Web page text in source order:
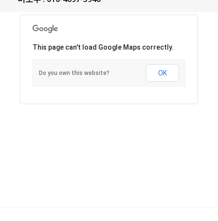
This page can't load Google Maps correctly.
Do you own this website? OK